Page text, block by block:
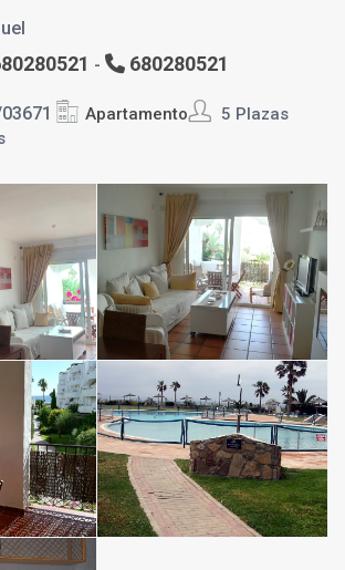
- 680280521
Apartamento
5 Plazas